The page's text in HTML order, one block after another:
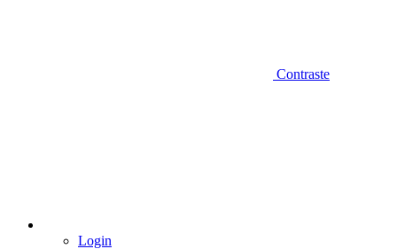
Contraste
Login